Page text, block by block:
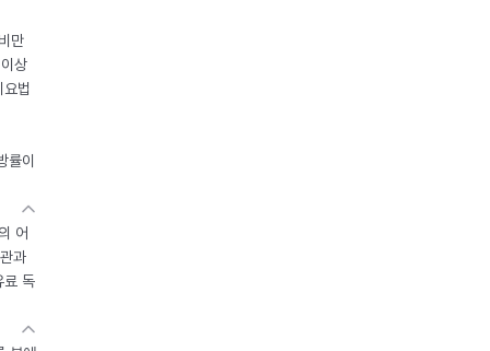
만
상
법
률이
어
과
료 독